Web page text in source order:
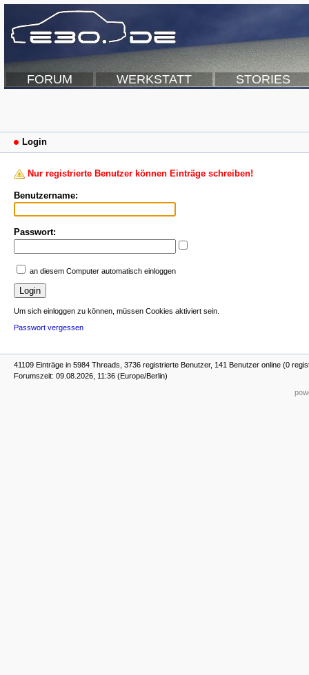
FORUM WERKSTATT STORIES
Login
Nur registrierte Benutzer können Einträge schreiben!
Benutzername:
Passwort:
an diesem Computer automatisch einloggen
Um sich einloggen zu können, müssen Cookies aktiviert sein.
Passwort vergessen
41109 Einträge in 5984 Threads, 3736 registrierte Benutzer, 141 Benutzer online (0
Forumszeit: 09.08.2026, 11:36 (Europe/Berlin)